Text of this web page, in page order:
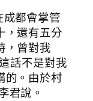
成都會掌管
，還有五分
，曾對我
話不是對我
的。由於村
君說。